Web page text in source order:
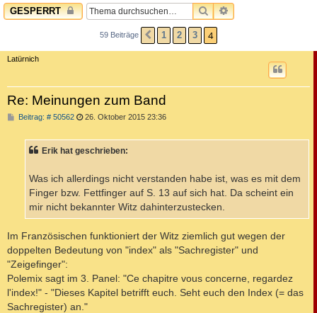
GESPERRT SUCHEERWEITERTE
59 Beiträge VORHERIGE
1 2 3 4
Latürnich
Re: Meinungen zum Band
Beitrag: # 50562B
r
26. Oktober 2015 23:36
Erik hat geschrieben:
Was ich allerdings nicht verstanden habe ist, was es mit dem
Finger bzw. Fettfinger auf S. 13 auf sich hat. Da scheint ein
mir nicht bekannter Witz dahinterzustecken.
Im Französischen funktioniert der Witz ziemlich gut wegen der
doppelten Bedeutung von "index" als "Sachregister" und
"Zeigefinger":
Polemix sagt im 3. Panel: "Ce chapitre vous concerne, regardez
l'index!" - "Dieses Kapitel betrifft euch. Seht euch den Index (= das
Sachregister) an."